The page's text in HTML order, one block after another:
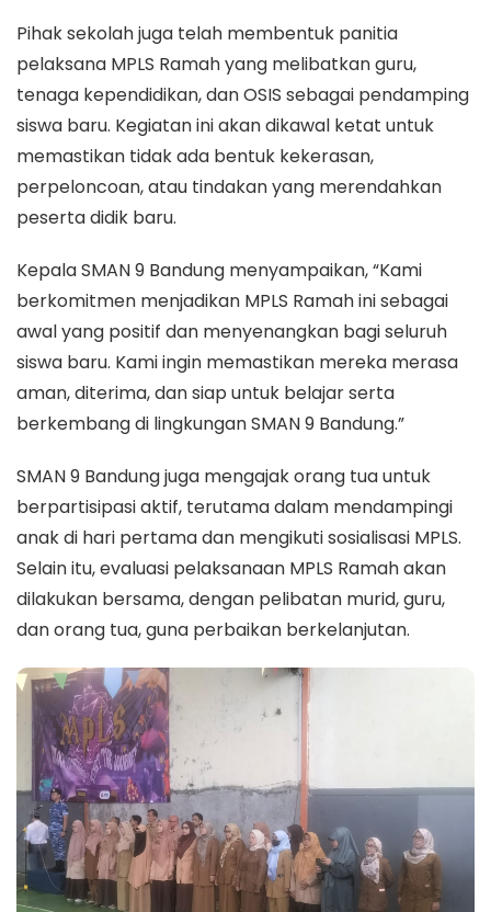
Pihak sekolah juga telah membentuk panitia
pelaksana MPLS Ramah yang melibatkan guru,
tenaga kependidikan, dan OSIS sebagai pendamping
siswa baru. Kegiatan ini akan dikawal ketat untuk
memastikan tidak ada bentuk kekerasan,
perpeloncoan, atau tindakan yang merendahkan
peserta didik baru.
Kepala SMAN 9 Bandung menyampaikan, “Kami
berkomitmen menjadikan MPLS Ramah ini sebagai
awal yang positif dan menyenangkan bagi seluruh
siswa baru. Kami ingin memastikan mereka merasa
aman, diterima, dan siap untuk belajar serta
berkembang di lingkungan SMAN 9 Bandung.”
SMAN 9 Bandung juga mengajak orang tua untuk
berpartisipasi aktif, terutama dalam mendampingi
anak di hari pertama dan mengikuti sosialisasi MPLS.
Selain itu, evaluasi pelaksanaan MPLS Ramah akan
dilakukan bersama, dengan pelibatan murid, guru,
dan orang tua, guna perbaikan berkelanjutan.